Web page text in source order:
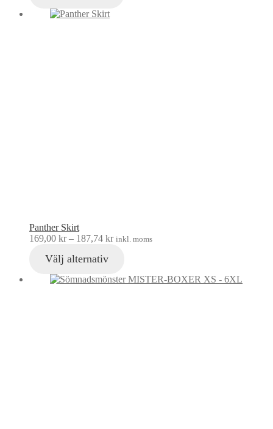
Panther Skirt
169,00 kr– 187,74 kr inkl. moms
Välj alternativ